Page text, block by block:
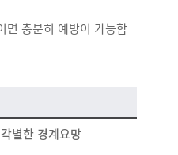
면 충분히 예방이 가능함
별한 경계요망